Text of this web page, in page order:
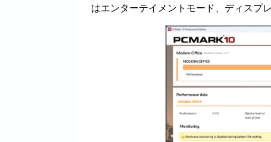
はエンターテイメントモード、ディスプ